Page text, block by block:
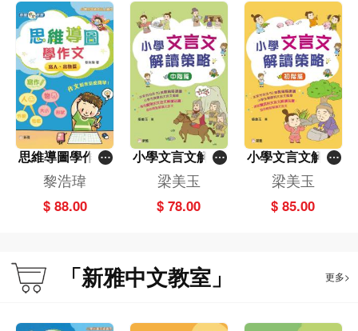
思維導圖學作文
─寫人、寫物篇
[新雅中文教室]
黎浩瑋
$ 88.00
小學文言文解讀
策略（中階篇）
梁美玉
$ 78.00
小學文言文解讀
策略（初階篇）
梁美玉
$ 85.00
「新雅中文教室」 更多>